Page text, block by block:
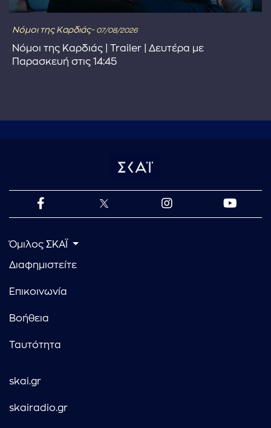
Νόμοι της Καρδιάς- 07/08/2026
Νόμοι της Καρδιάς | Trailer | Δευτέρα με
Παρασκευή στις 14:45
Όμιλος ΣΚΑΪ
Διαφημιστείτε
Επικοινωνία
Βοήθεια
Ταυτότητα
skai.gr
skairadio.gr